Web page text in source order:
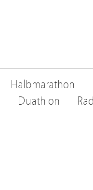
Halbmarathon
Duathlon